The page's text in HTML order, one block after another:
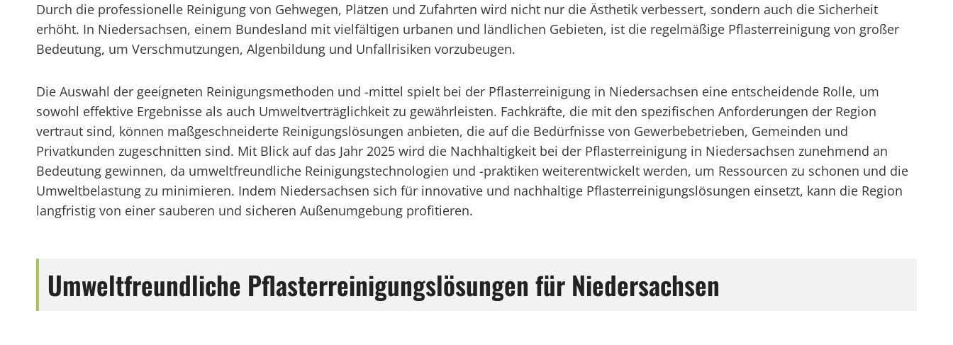
Durch die professionelle Reinigung von Gehwegen, Plätzen und Zufahrten wird nicht nur die Ästhetik verbessert, sondern auch die Sicherheit
erhöht. In Niedersachsen, einem Bundesland mit vielfältigen urbanen und ländlichen Gebieten, ist die regelmäßige Pflasterreinigung von großer
Bedeutung, um Verschmutzungen, Algenbildung und Unfallrisiken vorzubeugen.
Die Auswahl der geeigneten Reinigungsmethoden und -mittel spielt bei der Pflasterreinigung in Niedersachsen eine entscheidende Rolle, um
sowohl effektive Ergebnisse als auch Umweltverträglichkeit zu gewährleisten. Fachkräfte, die mit den spezifischen Anforderungen der Region
vertraut sind, können maßgeschneiderte Reinigungslösungen anbieten, die auf die Bedürfnisse von Gewerbebetrieben, Gemeinden und
Privatkunden zugeschnitten sind. Mit Blick auf das Jahr 2025 wird die Nachhaltigkeit bei der Pflasterreinigung in Niedersachsen zunehmend an
Bedeutung gewinnen, da umweltfreundliche Reinigungstechnologien und -praktiken weiterentwickelt werden, um Ressourcen zu schonen und die
Umweltbelastung zu minimieren. Indem Niedersachsen sich für innovative und nachhaltige Pflasterreinigungslösungen einsetzt, kann die Region
langfristig von einer sauberen und sicheren Außenumgebung profitieren.
Umweltfreundliche Pflasterreinigungslösungen für Niedersachsen